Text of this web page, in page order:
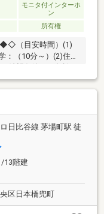
・廊下) 等■ ご希望
━━━━━・・・物件
合わせください。
モニタ付インターホ
ン
所有権
（目安時間）(1)
：（10分～）(2)住宅
況をお聞かせくださ
たい！◆毎月支払う
丈夫かな。。◆歳を
場所がいい！◆購入
か色々心配。。期待
と思います。お客様
なので、なにか1つ
思っています。是非
日比谷線 茅場町駅 徒
13階建
区日本橋兜町